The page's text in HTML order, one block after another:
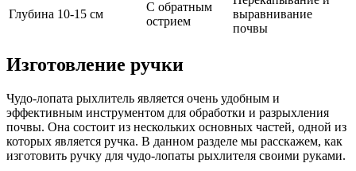
Глубина 10-15 см
С обратным
острием
выравнивание
почвы
Изготовление ручки
Чудо-лопата рыхлитель является очень удобным и
эффективным инструментом для обработки и разрыхления
почвы. Она состоит из нескольких основных частей, одной из
которых является ручка. В данном разделе мы расскажем, как
изготовить ручку для чудо-лопаты рыхлителя своими руками.